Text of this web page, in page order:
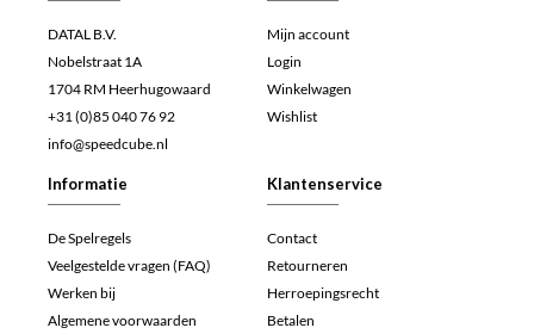
DATAL B.V.
Nobelstraat 1A
1704 RM Heerhugowaard
+31 (0)85 040 76 92
info@speedcube.nl
Mijn account
Login
Winkelwagen
Wishlist
Informatie
De Spelregels
Veelgestelde vragen (FAQ)
Werken bij
Algemene voorwaarden
Klantenservice
Contact
Retourneren
Herroepingsrecht
Betalen